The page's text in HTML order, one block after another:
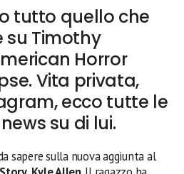
tutto quello che
su Timothy
Horror
Vita privata,
ecco tutte le
su di lui.
sapere sulla nuova aggiunta al